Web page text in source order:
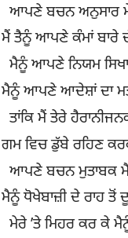
ਆਪਣੇ ਬਚਨ ਅਨੁਸਾਰ
ਮੈਂ ਤੈਨੂੰ ਆਪਣੇ ਕੰਮਾਂ ਬਾਰੇ
ਮੈਨੂੰ ਆਪਣੇ ਨਿਯਮ
ਮੈਨੂੰ ਆਪਣੇ ਆਦੇਸ਼ਾਂ ਦਾ
ਤਾਂਕਿ ਮੈਂ ਤੇਰੇ
ਗਮ ਵਿਚ ਡੁੱਬੇ ਰਹਿਣ
ਆਪਣੇ ਬਚਨ ਮੁਤਾਬਕ
ਮੈਨੂੰ ਧੋਖੇਬਾਜ਼ੀ ਦੇ ਰਾਹ ਤੋਂ
ਮੇਰੇ ʼਤੇ ਮਿਹਰ ਕਰ ਕੇ